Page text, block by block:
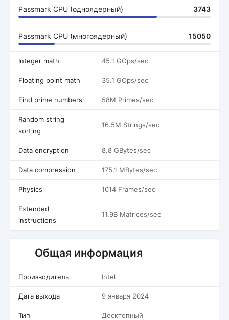
Passmark CPU (одноядерный) 3743
Passmark CPU (многоядерный) 15050
Integer math 45.1 GOps/sec
Floating point math 35.1 GOps/sec
Find prime numbers 58M Primes/sec
Random string
sorting
16.5M Strings/sec
Data encryption 8.8 GBytes/sec
Data compression 175.1 MBytes/sec
Physics 1014 Frames/sec
Extended
instructions
11.9B Matrices/sec
Общая информация
Производитель Intel
Дата выхода 9 января 2024
Тип Десктопный